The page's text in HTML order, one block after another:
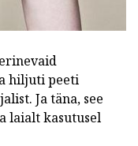
hiljuti peeti
Ja täna, see
laialt kasutusel